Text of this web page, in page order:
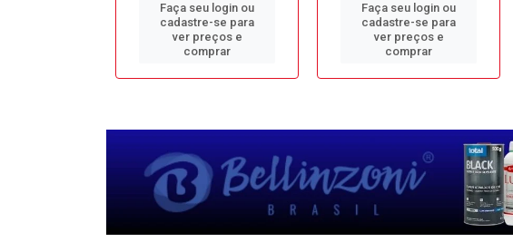
Faça seu login ou
cadastre-se para
ver preços e
comprar
Faça seu login ou
cadastre-se para
ver preços e
comprar